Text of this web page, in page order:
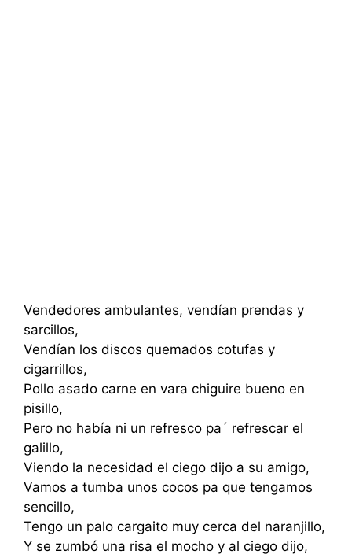
Vendedores ambulantes, vendían prendas y
sarcillos,
Vendían los discos quemados cotufas y
cigarrillos,
Pollo asado carne en vara chiguire bueno en
pisillo,
Pero no había ni un refresco pa´ refrescar el
galillo,
Viendo la necesidad el ciego dijo a su amigo,
Vamos a tumba unos cocos pa que tengamos
sencillo,
Tengo un palo cargaito muy cerca del naranjillo,
Y se zumbó una risa el mocho y al ciego dijo,